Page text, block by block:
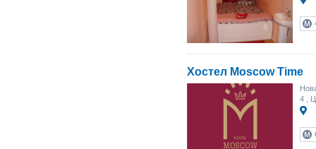
Хостел Moscow Time
4 ,